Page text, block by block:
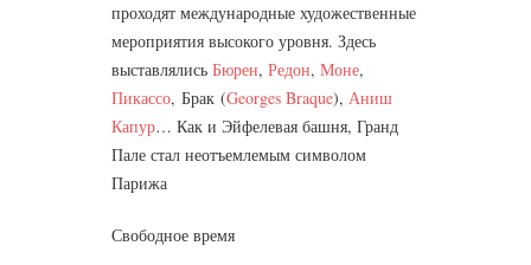
проходят международные художественные
мероприятия высокого уровня. Здесь
выставлялись Бюрен, Редон, Моне,
Пикассо, Брак (Georges Braque), Аниш
Капур… Как и Эйфелевая башня, Гранд
Пале стал неотъемлемым символом
Парижа
Свободное время